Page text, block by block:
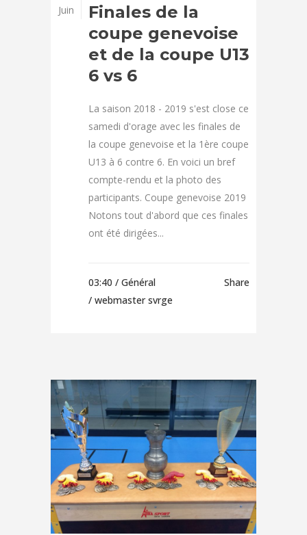
Juin
Finales de la
coupe genevoise
et de la coupe U13
6 vs 6
La saison 2018 - 2019 s'est close ce
samedi d'orage avec les finales de
la coupe genevoise et la 1ère coupe
U13 à 6 contre 6. En voici un bref
compte-rendu et la photo des
participants. Coupe genevoise 2019
Notons tout d'abord que ces finales
ont été dirigées...
03:40 / Général
/ webmaster svrge
Share